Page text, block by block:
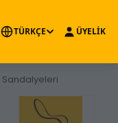
TÜRKÇE ÜYELİK
Sandalyeleri
×